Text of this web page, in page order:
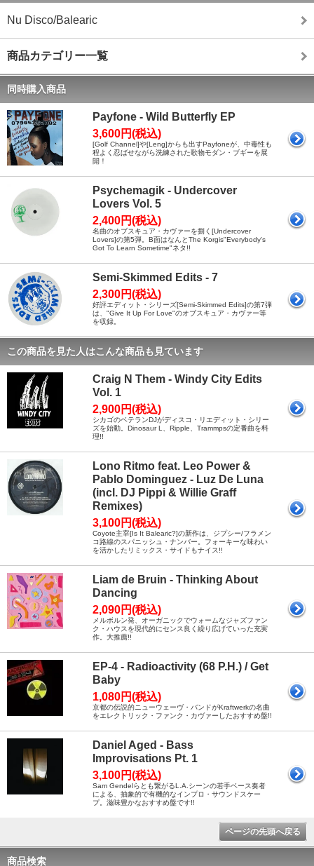
Nu Disco/Balearic
商品カテゴリー一覧
同時購入商品
Payfone - Wild Butterfly EP
3,600円(税込)
[Golf Channel]や[Leng]からも出すPayfoneが、中毒性も
程よく忍ばせながら洗練された歌物モダン・ブギーを展
開！
Psychemagik - Undercover
Lovers Vol. 5
2,400円(税込)
名曲のオブスキュア・カヴァーを捌く[Undercover
Lovers]の第5弾。B面はなんとThe Korgis"Everybody's
Got To Learn Sometime"ネタ!!
Semi-Skimmed Edits - 7
2,300円(税込)
好評エディット・シリーズ[Semi-Skimmed Edits]の第7弾
は、"Give It Up For Love"のオブスキュア・カヴァー等
を収録。
この商品を見た人はこんな商品も見ています
Craig N Them - Windy City Edits
Vol. 1
2,900円(税込)
シカゴのベテランDJがディスコ・リエディット・シリー
ズを始動。Dinosaur L、Ripple、Trammpsの定番曲を料
理!!
Lono Ritmo feat. Leo Power &
Pablo Dominguez - Luz De Luna
(incl. DJ Pippi & Willie Graff
Remixes)
3,100円(税込)
Coyote主宰[Is It Balearic?]の新作は、ジプシー/フラメン
コ路線のスパニッシュ・ナンバー。フォーキーな味わい
を活かしたリミックス・サイドもナイス!!
Liam de Bruin - Thinking About
Dancing
2,090円(税込)
メルボルン発、オーガニックでウォームなジャズファン
ク・ハウスを現代的にセンス良く繰り広げていった充実
作。大推薦!!
EP-4 - Radioactivity (68 P.H.) / Get
Baby
1,080円(税込)
京都の伝説的ニューウェーヴ・バンドがKraftwerkの名曲
をエレクトリック・ファンク・カヴァーしたおすすめ盤!!
Daniel Aged - Bass
Improvisations Pt. 1
3,100円(税込)
Sam Gendelらとも繋がるL.A.シーンの若手ベース奏者
による、抽象的で有機的なインプロ・サウンドスケー
プ。滋味豊かなおすすめ盤です!!
ページの先頭へ戻る
商品検索